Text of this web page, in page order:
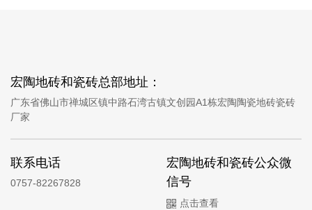
宏陶地砖和瓷砖总部地址：
广东省佛山市禅城区镇中路石湾古镇文创园A1栋宏陶陶瓷地砖瓷砖
厂家
联系电话
0757-82267828
宏陶地砖和瓷砖公众微
信号
点击查看